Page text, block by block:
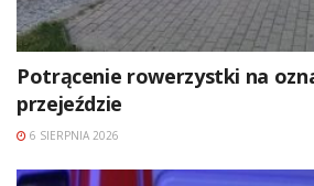
Potrącenie rowerzystki na
przejeździe
6 SIERPNIA 2026